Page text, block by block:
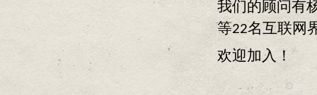
我们的顾问有
等22名互联网
欢迎加入！